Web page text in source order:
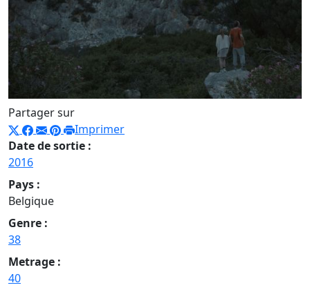
Partager sur
Imprimer
Date de sortie :
2016
Pays :
Belgique
Genre :
38
Metrage :
40